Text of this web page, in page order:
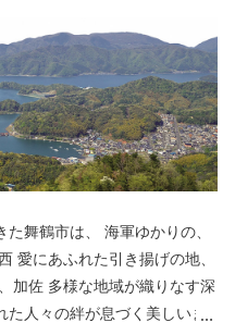
舞鶴市は、 海軍ゆかりの、
愛にあふれた引き揚げの地、
加佐 多様な地域が織りなす深
人々の絆が息づく美しいま